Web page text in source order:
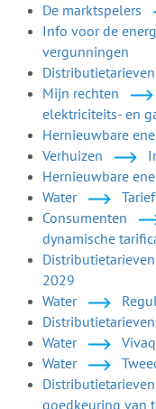
De marktspelers
Info voor de
vergunningen
Distributietarieven
Mijn rechten
elektriciteits- en
Hernieuwbare
Verhuizen
Hernieuwbare
Water
Consumenten
dynamische
Distributietarieven
2029
Water
Distributietarieven
Water
Water
Distributietarieven
goedkeuring van